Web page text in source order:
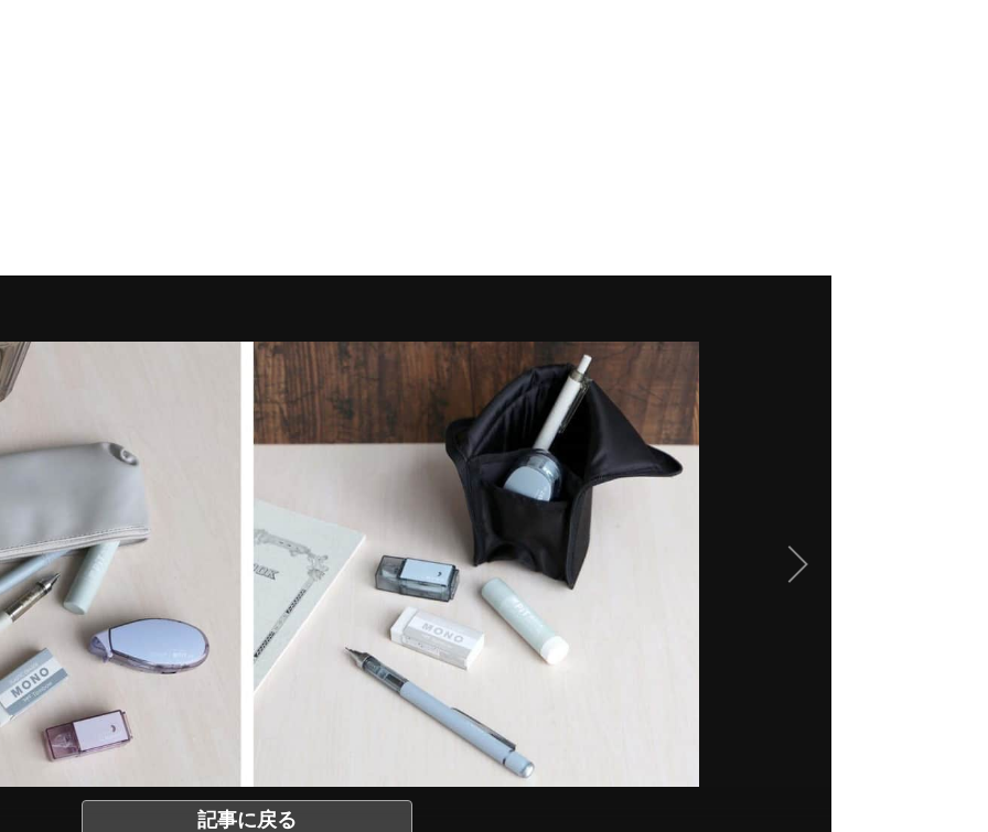
記事に戻る